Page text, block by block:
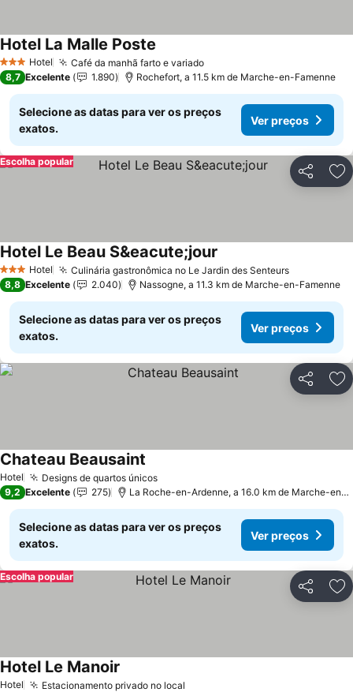
3 EstrelasHotel Café da manhã farto e variado
Hotel La Malle Poste
8,7 Excelente 1.890 Rochefort, a 11.5 km de Marche-en-Famenne
Selecione as datas para ver os preços
exatos.
Ver preços
Partilhar
Escolha popular
3 EstrelasHotel Culinária gastronômica no Le Jardin des Senteurs
Hotel Le Beau S&eacute;jour
8,8 Excelente 2.040 Nassogne, a 11.3 km de Marche-en-Famenne
Selecione as datas para ver os preços
exatos.
Ver preços
Partilhar
Hotel Designs de quartos únicos
Chateau Beausaint
9,2 Excelente 275 La Roche-en-Ardenne, a 16.0 km de Marche-en-Famenne
Selecione as datas para ver os preços
exatos.
Ver preços
Partilhar
Escolha popular
Hotel Estacionamento privado no local
Hotel Le Manoir